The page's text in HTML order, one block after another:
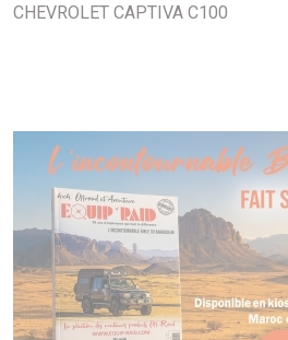
CHEVROLET CAPTIVA C100